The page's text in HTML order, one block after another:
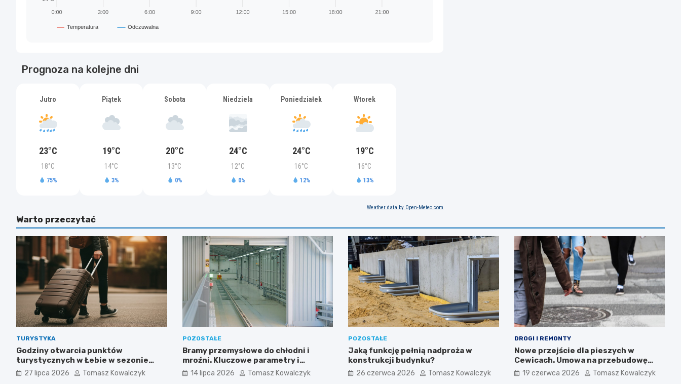
Prognoza na kolejne dni
Jutro
23°C
18°C
75%
Piątek
19°C
14°C
3%
Sobota
20°C
13°C
0%
Niedziela
24°C
12°C
0%
Poniedziałek
24°C
16°C
12%
Wtorek
19°C
16°C
13%
Weather data by Open-Meteo.com
Warto przeczytać
TURYSTYKA
Godziny otwarcia punktów
turystycznych w Łebie w sezonie
letnim i zimowym
27 lipca 2026 Tomasz Kowalczyk
POZOSTAŁE
Bramy przemysłowe do chłodni i
mroźni. Kluczowe parametry i
wymagania izolacyjne
14 lipca 2026 Tomasz Kowalczyk
POZOSTAŁE
Jaką funkcję pełnią nadproża w
konstrukcji budynku?
26 czerwca 2026 Tomasz Kowalczyk
DROGI I REMONTY
Nowe przejście dla pieszych w
Cewicach. Umowa na przebudowę
ulicy Zielonej podpisana
19 czerwca 2026 Tomasz Kowalczyk